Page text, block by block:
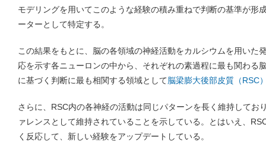
モデリングを用いてこのような経験の積み重ねで判断の基準が形
ーターとして特定する。
この結果をもとに、脳の各領域の神経活動をカルシウムを用いた
応を示す各ニューロンの中から、それぞれの素過程に最も関わる
に基づく判断に最も相関する領域として脳梁膨大後部皮質（RSC
さらに、RSC内の各神経の活動は同じパターンを長く維持してお
ァレンスとして維持されていることを示している。とはいえ、
く反応して、新しい経験をアップデートしている。